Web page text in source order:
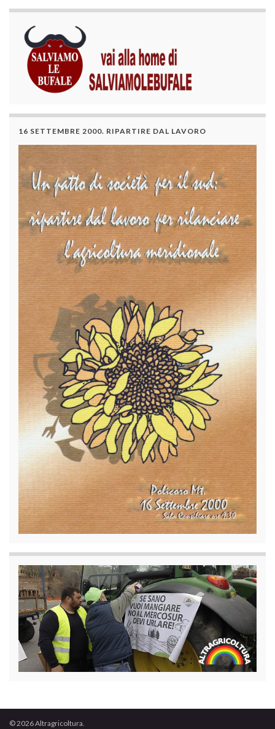
16 SETTEMBRE 2000. RIPARTIRE DAL LAVORO
© 2026 Altragricoltura.